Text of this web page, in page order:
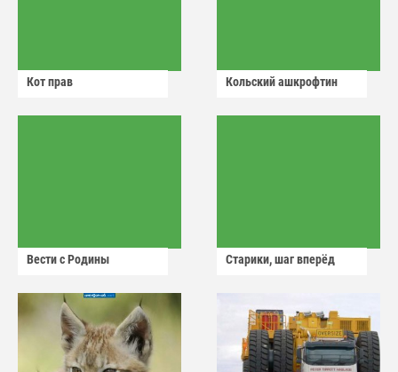
Кот прав Кольский ашкрофтин
Вести с Родины Старики, шаг вперёд